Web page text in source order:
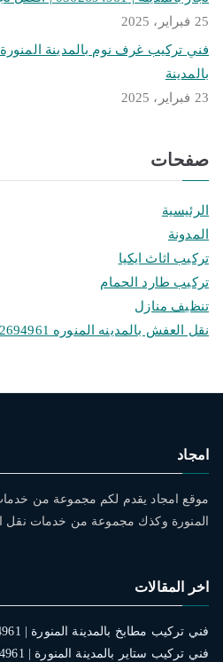
25 فبراير، 2025
بالمدينة
23 فبراير، 2025
صفحات
الرئيسية
المدونة
تركيب اثاث ايكيا
تركيب طارد الحمام
تنظيف منازل
نقل العفش بالمدينه المنوره 0562694961
امجاد
موقع امجاد يقدم لكم مجموعة من
المنورة وكذك مجموعة من خدمات نقل
اخر المقالات
فني تركيب مطابخ بالمدينة المنورة | 0562694961 | فك وتركيب المطابخ
فني تركيب ستاير بالمدينة المنورة | 0562694961 | افضل نجار